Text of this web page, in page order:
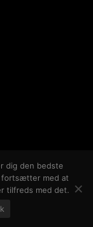
dig den bedste
fortsætter med at
tilfreds med det.